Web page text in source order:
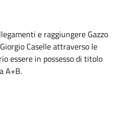
e raggiungere Gazzo
Caselle attraverso le
essere in possesso di titolo
A+B.